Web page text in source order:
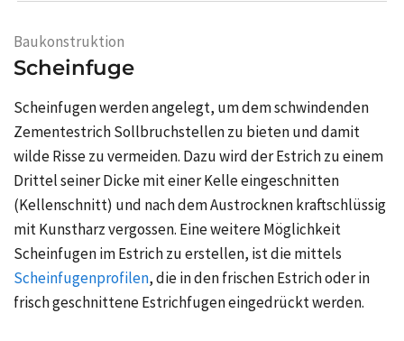
Baukonstruktion
Scheinfuge
Scheinfugen werden angelegt, um dem schwindenden
Zementestrich Sollbruchstellen zu bieten und damit
wilde Risse zu vermeiden. Dazu wird der Estrich zu einem
Drittel seiner Dicke mit einer Kelle eingeschnitten
(Kellenschnitt) und nach dem Austrocknen kraftschlüssig
mit Kunstharz vergossen. Eine weitere Möglichkeit
Scheinfugen im Estrich zu erstellen, ist die mittels
Scheinfugenprofilen, die in den frischen Estrich oder in
frisch geschnittene Estrichfugen eingedrückt werden.